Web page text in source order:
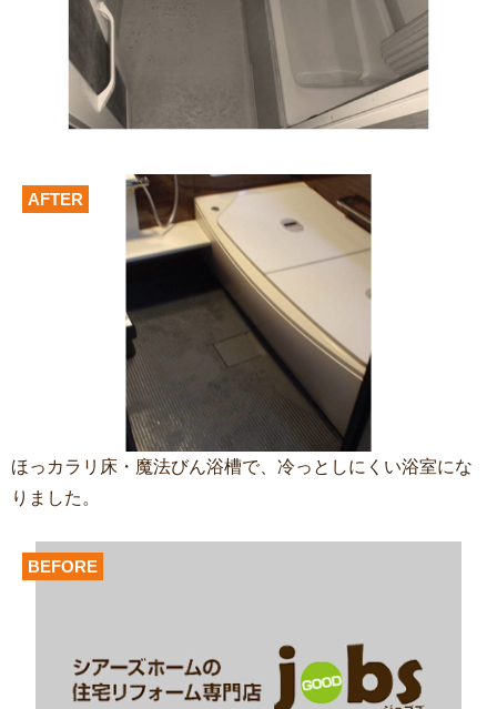
AFTER
ほっカラリ床・魔法びん浴槽で、冷っとしにくい浴室にな
りました。
BEFORE